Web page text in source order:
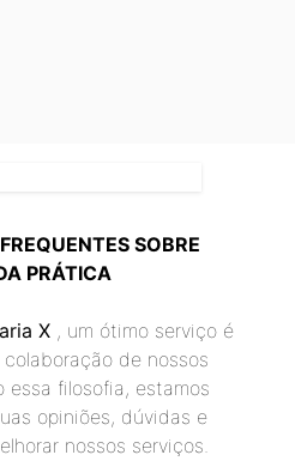
SOBRE
PRÁTICA
X , um ótimo serviço é
de nossos
essa filosofia, estamos
opiniões, dúvidas e
nossos serviços.